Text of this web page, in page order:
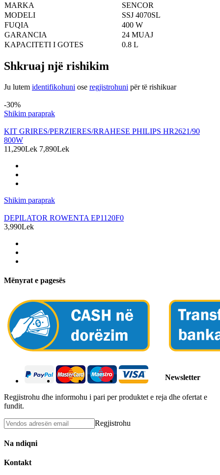
MARKA
SENCOR
MODELI
SSJ 4070SL
FUQIA
400 W
GARANCIA
24 MUAJ
KAPACITETI I GOTES
0.8 L
Shkruaj një rishikim
Ju lutem identifikohuni ose regjistrohuni për të rishikuar
-30%
Shikim paraprak
KIT GRIRES/PERZIERES/RRAHESE PHILIPS HR2621/90
800W
11,290Lek 7,890Lek
Shikim paraprak
DEPILATOR ROWENTA EP1120F0
3,990Lek
Mënyrat e pagesës
Newsletter
Regjistrohu dhe informohu i pari per produktet e reja dhe ofertat e
fundit.
Regjistrohu
Na ndiqni
Kontakt